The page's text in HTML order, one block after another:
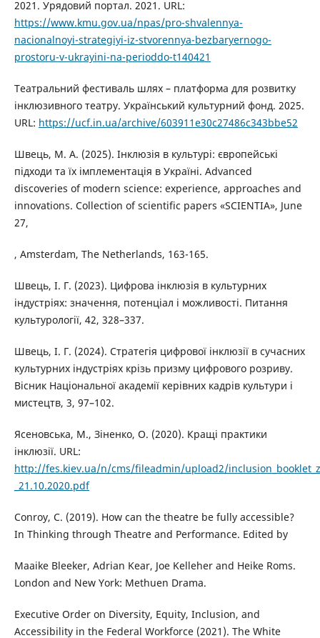
2021. Урядовий портал. 2021. URL:
https://www.kmu.gov.ua/npas/pro-shvalennya-
nacionalnoyi-strategiyi-iz-stvorennya-bezbaryernogo-
prostoru-v-ukrayini-na-perioddo-t140421
Театральний фестиваль шлях – платформа для розвитку
інклюзивного театру. Український культурний фонд. 2025.
URL: https://ucf.in.ua/archive/603911e30c27486c343bbe52
Швець, М. А. (2025). Інклюзія в культурі: європейські
підходи та їх імплементація в Україні. Advanced
discoveries of modern science: experience, approaches and
innovations. Collection of scientific papers «SCIENTIA», June
27,
, Amsterdam, The Netherlands, 163-165.
Швець, І. Г. (2023). Цифрова інклюзія в культурних
індустріях: значення, потенціал і можливості. Питання
культурології, 42, 328–337.
Швець, І. Г. (2024). Стратегія цифрової інклюзії в сучасних
культурних індустріях крізь призму цифрового розриву.
Вісник Національної академії керівних кадрів культури і
мистецтв, 3, 97–102.
Ясеновська, М., Зіненко, О. (2020). Кращі практики
інклюзії. URL:
http://fes.kiev.ua/n/cms/fileadmin/upload2/
_21.10.2020.pdf
Conroy, C. (2019). How can the theatre be fully accessible?
In Thinking through Theatre and Performance. Edited by
Maaike Bleeker, Adrian Kear, Joe Kelleher and Heike Roms.
London and New York: Methuen Drama.
Executive Order on Diversity, Equity, Inclusion, and
Accessibility in the Federal Workforce (2021). The White